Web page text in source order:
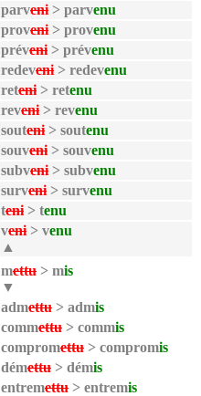
parveni > parvenu
proveni > provenu
préveni > prévenu
redeveni > redevenu
reteni > retenu
reveni > revenu
souteni > soutenu
souveni > souvenu
subveni > subvenu
surveni > survenu
teni > tenu
veni > venu
▲
mettu > mis
▼
admettu > admis
commettu > commis
compromettu > compromis
démettu > démis
entremettu > entremis